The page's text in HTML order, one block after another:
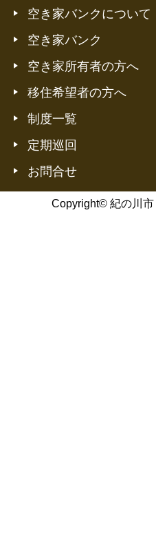
空き家バンクについて
空き家バンク
空き家所有者の方へ
移住希望者の方へ
制度一覧
定期巡回
お問合せ
Copyright© 紀の川